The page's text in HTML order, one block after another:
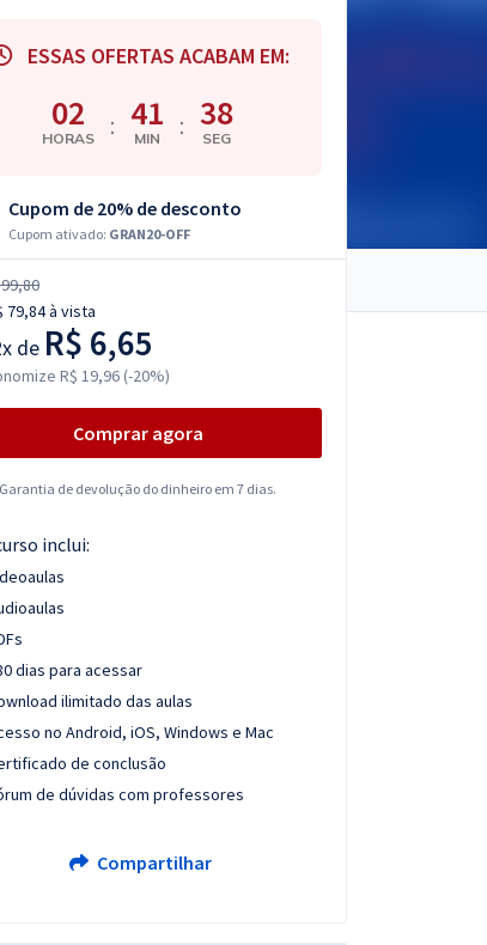
ESSAS OFERTAS ACABAM EM:
02
HORAS : 41
MIN : 37
SEG
Cupom de 20% de desconto
Cupom ativado: GRAN20-OFF
79,84à vista
de R$ 6,65
R$ 19,96 (-20%)
Comprar agora
Garantia de devolução do dinheiro em 7 dias.
inclui:
dias para acessar
ilimitado das aulas
no Android, iOS, Windows e Mac
de conclusão
de dúvidas com professores
Compartilhar